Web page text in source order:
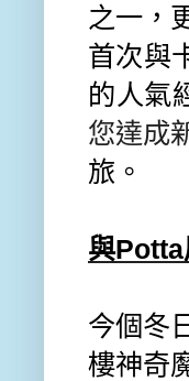
之一，
首次與
的人氣
您達成
旅 。
與Potta
今個冬
樓神奇